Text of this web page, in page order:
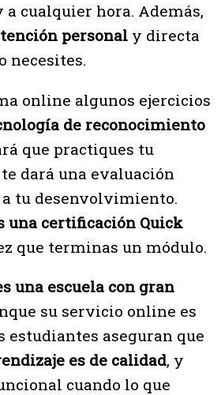
cualquier hora. Además,
personal y directa
necesites.
online algunos ejercicios
de reconocimiento
que practiques tu
dará una evaluación
tu desenvolvimiento.
una certificación Quick
que terminas un módulo.
una escuela con gran
su servicio online es
estudiantes aseguran que
es de calidad, y
cuando lo que